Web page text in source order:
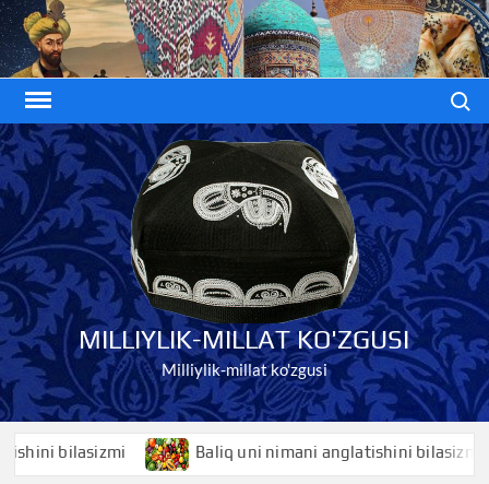
Skip
to
content
MILLIYLIK-MILLAT KO'ZGUSI
Milliylik-millat ko'zgusi
bilasizmi Baliq uni nimani anglatishini bilasizmi